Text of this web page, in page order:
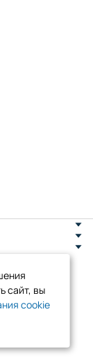
сайт, вы
cookie